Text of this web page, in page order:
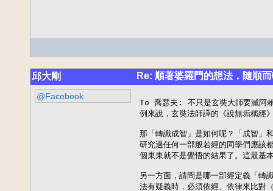
邱大剛 Re: 順著婆羅門的想法，隨順
@Facebook
To 喬瑟夫: 不只是玄奘大師要滅阿
例來說，玄奘法師譯的《說無垢稱經
那「轉識成智」是如何呢？「成智」
研究過任何一部般若經的同學們應
個東東就不是覺悟的結果了。這最基
另一方面，請問是哪一部經定義「轉
法有疑義時，必須依經、依律來比對